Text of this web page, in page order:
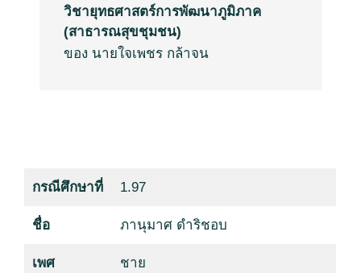
วิชายุทธศาสตร์การพัฒนาภูมิภาค
(สาธารณสุขชุมชน)
ของ นายใจเพชร กล้าจน
กรณีศึกษาที่ 1.97
ชื่อ ภานุมาศ ดำริชอบ
เพศ ชาย